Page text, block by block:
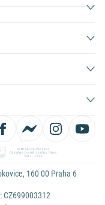
160 00 Praha 6
CZ699003312